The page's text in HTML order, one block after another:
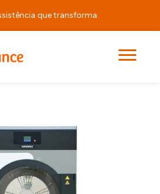
que transforma.